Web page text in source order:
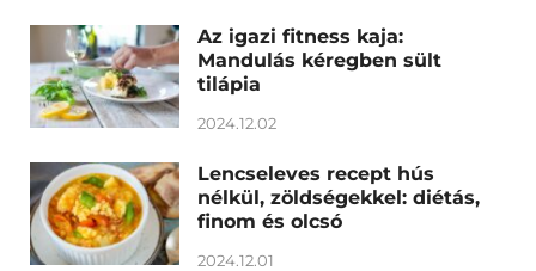
Az igazi fitness kaja:
Mandulás kéregben sült
tilápia
2024.12.02
Lencseleves recept hús
nélkül, zöldségekkel: diétás,
finom és olcsó
2024.12.01